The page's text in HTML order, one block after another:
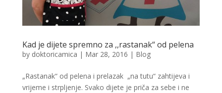
Kad je dijete spremno za ,,rastanak“ od pelena
by doktoricamica | Mar 28, 2016 | Blog
„Rastanak“ od pelena i prelazak „na tutu“ zahtijeva i
vrijeme i strpljenje. Svako dijete je priča za sebe i ne